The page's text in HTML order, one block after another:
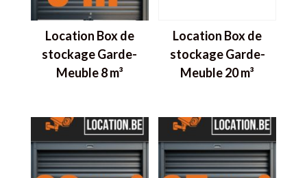
Location Box de
stockage Garde-
Meuble 8 m³
Location Box de
stockage Garde-
Meuble 20 m³